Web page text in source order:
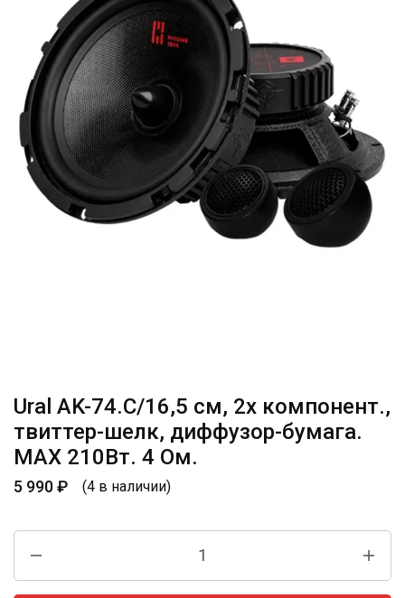
Ural AK-74.C/16,5 см, 2х компонент.,
твиттер-шелк, диффузор-бумага.
МАХ 210Вт. 4 Ом.
5 990₽ (4 в наличии)